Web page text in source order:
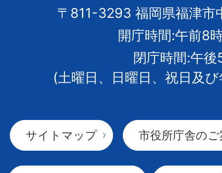
市
章
〒811-3293 福岡県福津市
開庁時間:午前8
閉庁時間:午後
(土曜日、日曜日、祝日及
サイトマップ 市役所庁舎の